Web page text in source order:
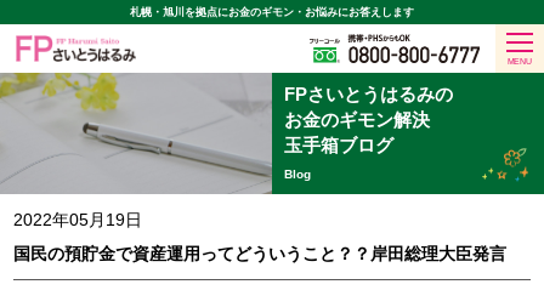
札幌・旭川を拠点にお金のギモン・お悩みにお答えします
MENU
FPさいとうはるみの
お金のギモン解決
玉手箱ブログ
Blog
2022年05月19日
国民の預貯金で資産運用ってどういうこと？？岸田総理大臣発言